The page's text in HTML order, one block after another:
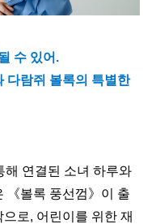
수 있어.
다람쥐 볼록의 특별한
해 연결된 소녀 하루와
《볼록 풍선껌》이 출
으로, 어린이를 위한 재